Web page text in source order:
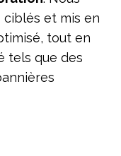
ciblés et mis en
tout en
tels que des